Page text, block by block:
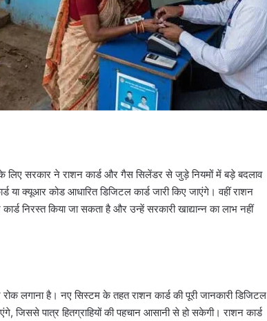
के लिए सरकार ने राशन कार्ड और गैस सिलेंडर से जुड़े नियमों में बड़े बदलाव
या क्यूआर कोड आधारित डिजिटल कार्ड जारी किए जाएंगे। वहीं राशन
निरस्त किया जा सकता है और उन्हें सरकारी खाद्यान्न का लाभ नहीं
रोक लगाना है। नए सिस्टम के तहत राशन कार्ड की पूरी जानकारी डिजिटल
जिससे पात्र हितग्राहियों की पहचान आसानी से हो सकेगी। राशन कार्ड